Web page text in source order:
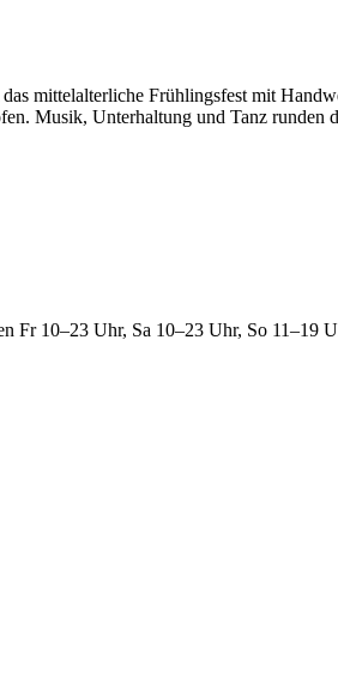
mittelalterliche Frühlingsfest mit
Musik, Unterhaltung und Tanz runden
Fr 10–23 Uhr, Sa 10–23 Uhr, So 11–19